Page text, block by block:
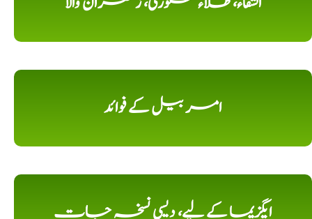
امر بیل کے فوائد
ایگزیما کے لیے، دیسی نسخہ جات